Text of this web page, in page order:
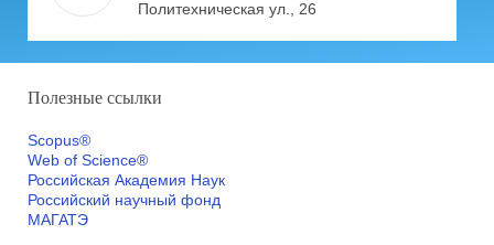
Политехническая ул., 26
Полезные ссылки
Scopus®
Web of Science®
Российская Академия Наук
Российский научный фонд
МАГАТЭ